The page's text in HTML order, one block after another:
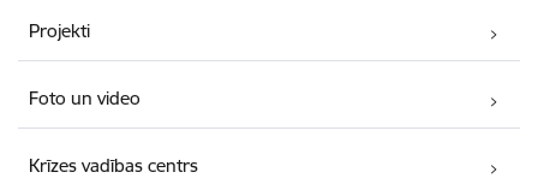
Projekti
Foto un video
Krīzes vadības centrs